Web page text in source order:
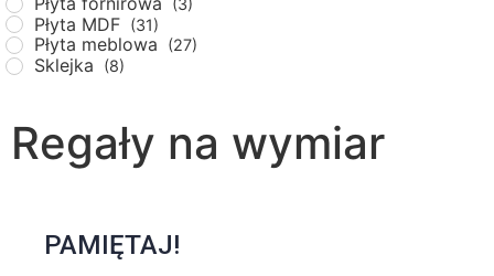
(3)
Płyta MDF (31)
Płyta meblowa (27)
Sklejka (8)
Regały na wymiar
PAMIĘTAJ!